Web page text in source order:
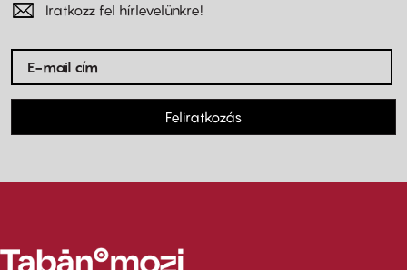
Iratkozz fel hírlevelünkre!
Feliratkozás